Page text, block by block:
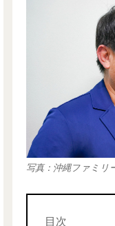
写真：沖縄ファミリ
目次